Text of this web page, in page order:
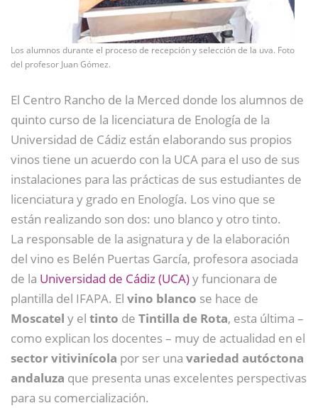
Los alumnos durante el proceso de recepción y selección de la uva. Foto
del profesor Juan Gómez.
El Centro Rancho de la Merced donde los alumnos de
quinto curso de la licenciatura de Enología de la
Universidad de Cádiz están elaborando sus propios
vinos tiene un acuerdo con la UCA para el uso de sus
instalaciones para las prácticas de sus estudiantes de
licenciatura y grado en Enología. Los vino que se
están realizando son dos: uno blanco y otro tinto.
La responsable de la asignatura y de la elaboración
del vino es Belén Puertas García, profesora asociada
de la Universidad de Cádiz (UCA)y funcionara de
plantilla del IFAPA. El vino blanco se hace de
Moscatel y el tinto de Tintilla de Rota, esta última –
como explican los docentes – muy de actualidad en el
sector vitivinícola por ser una variedad autóctona
andaluza que presenta unas excelentes perspectivas
para su comercialización.